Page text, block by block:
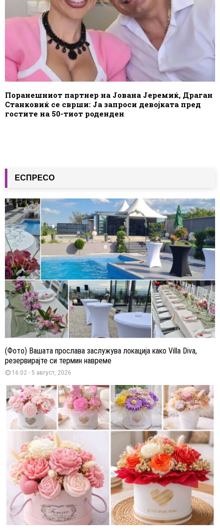
Поранешниот партнер на Јована Јеремиќ, Драган
Станковиќ се сврши: Ја запроси девојката пред
гостите на 50-тиот роденден
ЕСПРЕСО
(Фото) Вашата прослава заслужува локација како Villa Diva,
резервирајте си термин навреме
16:02 - 5 август, 2026